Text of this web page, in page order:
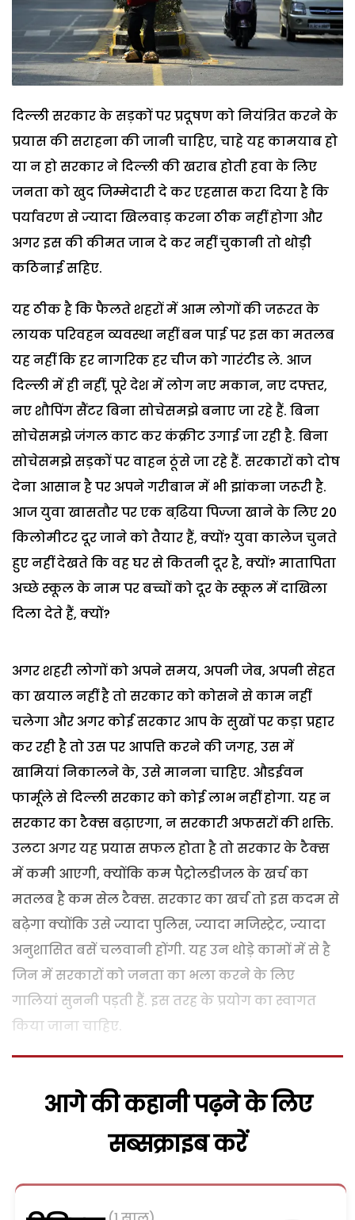
दिल्ली सरकार के सड़कों पर प्रदूषण को नियंत्रित करने के
प्रयास की सराहना की जानी चाहिए, चाहे यह कामयाब हो
या न हो सरकार ने दिल्ली की खराब होती हवा के लिए
जनता को खुद जिम्मेदारी दे कर एहसास करा दिया है कि
पर्यावरण से ज्यादा खिलवाड़ करना ठीक नहीं होगा और
अगर इस की कीमत जान दे कर नहीं चुकानी तो थोड़ी
कठिनाई सहिए.
यह ठीक है कि फैलते शहरों में आम लोगों की जरूरत के
लायक परिवहन व्यवस्था नहीं बन पाई पर इस का मतलब
यह नहीं कि हर नागरिक हर चीज को गारंटीड ले. आज
दिल्ली में ही नहीं, पूरे देश में लोग नए मकान, नए दफ्तर,
नए शौपिंग सैंटर बिना सोचेसमझे बनाए जा रहे हैं. बिना
सोचेसमझे जंगल काट कर कंक्रीट उगाई जा रही है. बिना
सोचेसमझे सड़कों पर वाहन ठूंसे जा रहे हैं. सरकारों को दोष
देना आसान है पर अपने गरीबान में भी झांकना जरूरी है.
आज युवा खासतौर पर एक बढि़या पिज्जा खाने के लिए 20
किलोमीटर दूर जाने को तैयार हैं, क्यों? युवा कालेज चुनते
हुए नहीं देखते कि वह घर से कितनी दूर है, क्यों? मातापिता
अच्छे स्कूल के नाम पर बच्चों को दूर के स्कूल में दाखिला
दिला देते हैं, क्यों?
अगर शहरी लोगों को अपने समय, अपनी जेब, अपनी सेहत
का खयाल नहीं है तो सरकार को कोसने से काम नहीं
चलेगा और अगर कोई सरकार आप के सुखों पर कड़ा प्रहार
कर रही है तो उस पर आपत्ति करने की जगह, उस में
खामियां निकालने के, उसे मानना चाहिए. औडईवन
फार्मूले से दिल्ली सरकार को कोई लाभ नहीं होगा. यह न
सरकार का टैक्स बढ़ाएगा, न सरकारी अफसरों की शक्ति.
उलटा अगर यह प्रयास सफल होता है तो सरकार के टैक्स
में कमी आएगी, क्योंकि कम पैट्रोलडीजल के खर्च का
मतलब है कम सेल टैक्स. सरकार का खर्च तो इस कदम से
बढ़ेगा क्योंकि उसे ज्यादा पुलिस, ज्यादा मजिस्ट्रेट, ज्यादा
अनुशासित बसें चलवानी होंगी. यह उन थोड़े कामों में से है
जिन में सरकारों को जनता का भला करने के लिए
गालियां सुननी पड़ती हैं. इस तरह के प्रयोग का स्वागत
किया जाना चाहिए.
आगे की कहानी पढ़ने के लिए
सब्सक्राइब करें